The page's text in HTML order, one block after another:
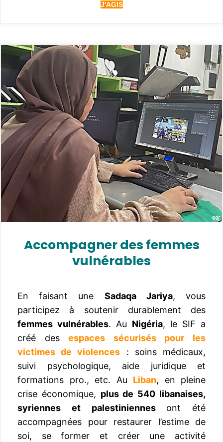
J'AGIS
Accompagnerdes femmes
vulnérables
En faisant une Sadaqa Jariya, vous
participez à soutenir durablement des
femmes vulnérables. Au Nigéria, le SIF a
créé desespaces sécurisés pour les
victimes de violences : soins médicaux,
suivi psychologique, aide juridique et
formations pro., etc. Au Liban, en pleine
crise économique, plus de 540 libanaises,
syriennes et palestiniennes ont été
accompagnées pour restaurer l’estime de
soi, se former et créer une activité